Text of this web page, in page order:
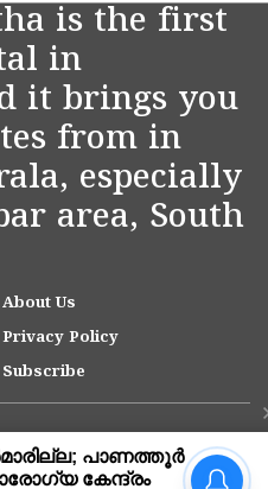
is the first
in
it brings you
from in
especially
area, South
About Us
Privacy Policy
Subscribe